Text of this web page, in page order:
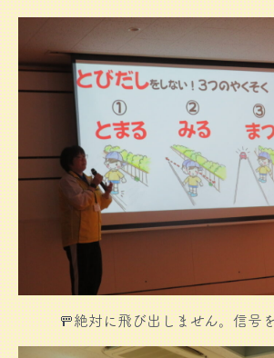
🚥絶対に飛び出しません。信号